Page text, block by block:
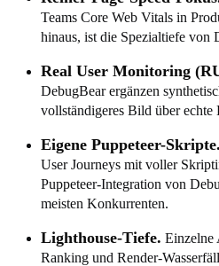
Teams Core Web Vitals in
hinaus, ist die Spezialtiefe
Real User Monitoring
DebugBear ergänzen
vollständigeres Bild über
Eigene Puppeteer-Skripte.
User Journeys mit voller
Puppeteer-Integration von
meisten Konkurrenten.
Lighthouse-Tiefe. Einzelne
Ranking und Render-